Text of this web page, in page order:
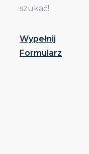
szukać!
Wypełnij
Formularz